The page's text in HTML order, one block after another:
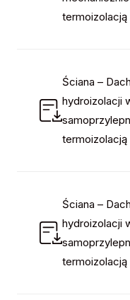
termoizolacją
Ściana –
hydroizolacji
termoizolacją
Ściana –
hydroizolacji
termoizolacją